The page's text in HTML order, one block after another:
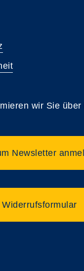
wir Sie
Newsletter
Widerrufsformular